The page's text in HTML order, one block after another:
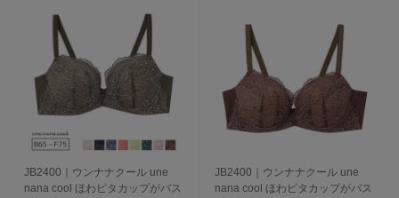
JB2400｜ウンナナクール une
nana cool ほわピタカップがバス
JB2400｜ウンナナクール une
nana cool ほわピタカップがバス